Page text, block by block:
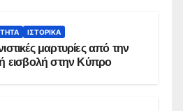
ΙΣΤΟΡΙΚΆ
μαρτυρίες από την
εισβολή στην Κύπρο